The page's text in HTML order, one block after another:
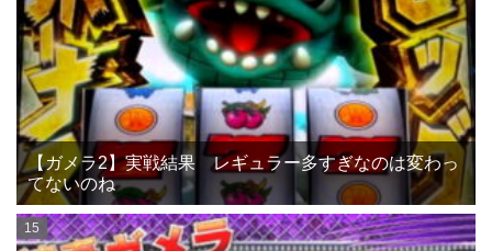
【ガメラ2】実戦結果 レギュラー多すぎなのは変わっ
てないのね